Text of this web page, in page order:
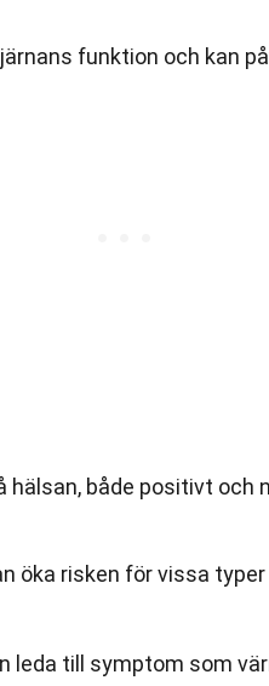
funktion och kan
hälsan, både positivt och
öka risken för vissa
leda till symptom som